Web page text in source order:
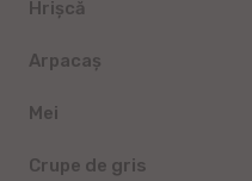
Hrișcă
Arpacaș
Mei
Crupe de gris